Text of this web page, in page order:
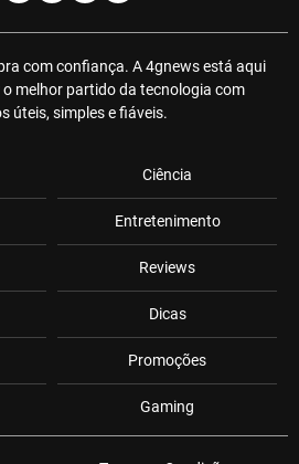
com confiança. A 4gnews está aqui
melhor partido da tecnologia com
úteis, simples e fiáveis.
Ciência
Entretenimento
Reviews
Dicas
Promoções
Gaming